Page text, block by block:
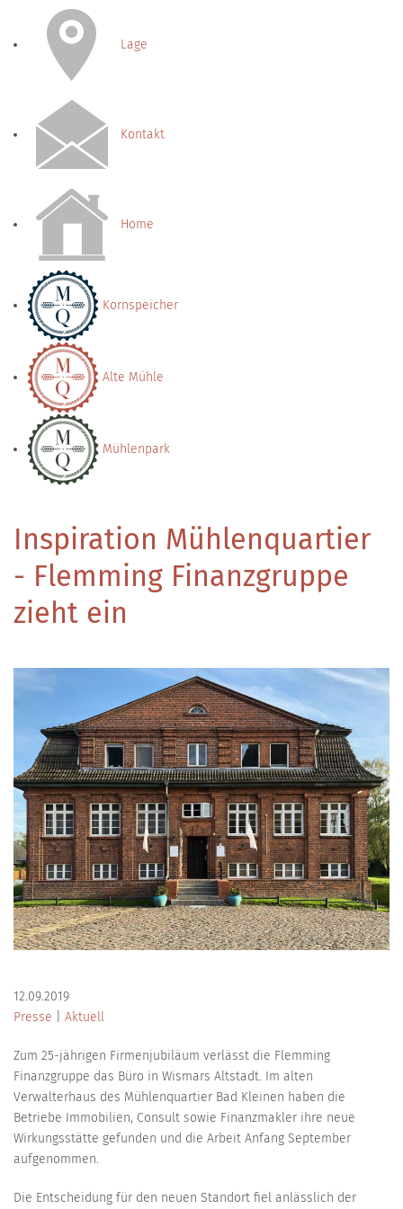
Lage
Kontakt
Home
Kornspeicher
Alte Mühle
Mühlenpark
Inspiration Mühlenquartier
- Flemming Finanzgruppe
zieht ein
12.09.2019
Presse
Aktuell
Zum 25-jährigen Firmenjubiläum verlässt die Flemming
Finanzgruppe das Büro in Wismars Altstadt. Im alten
Verwalterhaus des Mühlenquartier Bad Kleinen haben die
Betriebe Immobilien, Consult sowie Finanzmakler ihre neue
Wirkungsstätte gefunden und die Arbeit Anfang September
aufgenommen.
Die Entscheidung für den neuen Standort fiel anlässlich der